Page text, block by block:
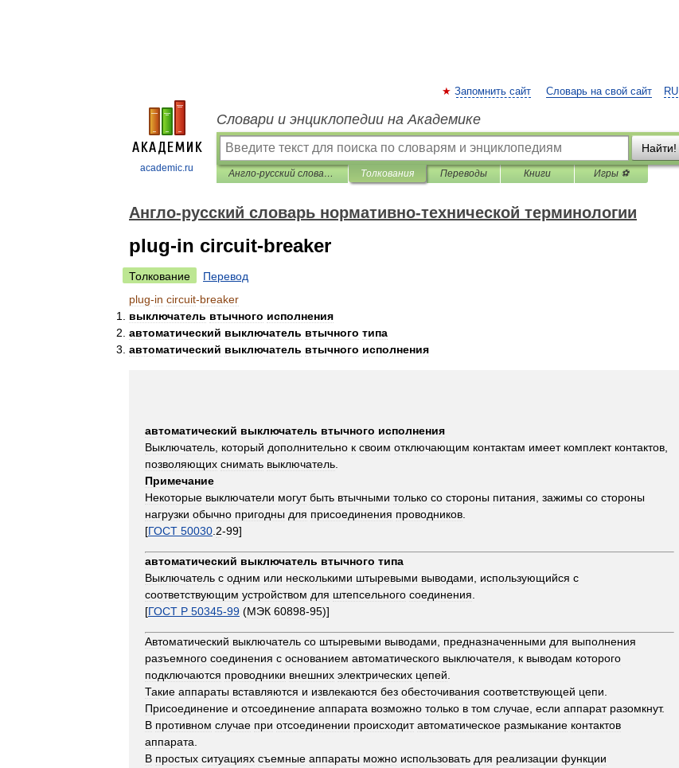
academic.ru
RU
Запомнить сайт Словарь на свой сайт
Словари и энциклопедии на Академике
Найти!
Англо-русский словарь нормативно-технической терминологии Толкования Переводы Книги Игры ⚽
Англо-русский словарь нормативно-технической терминологии
plug-in circuit-breaker
Толкование
Перевод
plug-in circuit-breaker
выключатель втычного исполнения
автоматический выключатель втычного типа
автоматический выключатель втычного исполнения
автоматический выключатель втычного исполнения
Выключатель который дополнительно к своим отключающим контактам имеет комплект контактов
позволяющих снимать выключатель
Примечание
Некоторые выключатели могут быть втычными только со стороны питания зажимы со стороны
нагрузки обычно пригодны для присоединения проводников
[ГОСТ 50030 2-99]
автоматический выключатель втычного типа
Выключатель с одним или несколькими штыревыми выводами использующийся с
соответствующим устройством для штепсельного соединения
[ГОСТ Р 50345-99 (МЭК 60898-95)]
Автоматический выключатель со штыревыми выводами предназначенными для выполнения
разъемного соединения с основанием автоматического выключателя к выводам которого
подключаются проводники внешних электрических цепей
Такие аппараты вставляются и извлекаются без обесточивания соответствующей цепи
Присоединение и отсоединение аппарата возможно только в том случае если аппарат разомкнут.
В противном случае при отсоединении происходит автоматическое размыкание контактов
аппарата
В простых ситуациях съемные аппараты можно использовать для реализации функции